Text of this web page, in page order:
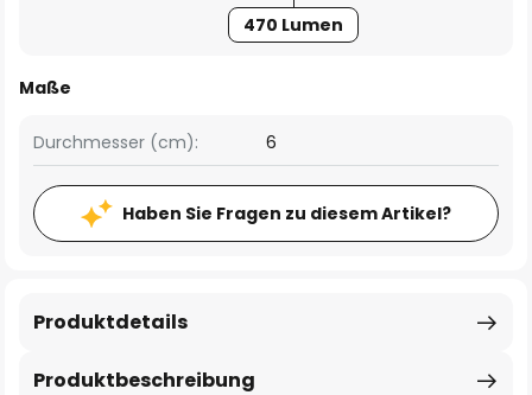
470 Lumen
Maße
Durchmesser (cm): 6
Haben Sie Fragen zu diesem Artikel?
Produktbeschreibung
Produktdetails